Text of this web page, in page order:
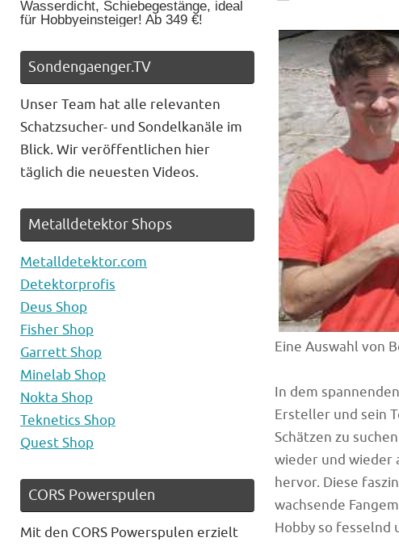
Eine Auswahl von
In dem
Ersteller und sein
Schätzen zu
wieder und wieder
hervor. Diese
wachsende
Hobby so fesselnd
Wasserdicht, Schiebegestänge, ideal
für Hobbyeinsteiger! Ab 349 €!
Sondengaenger.TV
Unser Team hat alle relevanten
Schatzsucher- und Sondelkanäle im
Blick. Wir veröffentlichen hier
täglich die neuesten Videos.
Metalldetektor Shops
Metalldetektor.com
Detektorprofis
Deus Shop
Fisher Shop
Garrett Shop
Minelab Shop
Nokta Shop
Teknetics Shop
Quest Shop
CORS Powerspulen
Mit den CORS Powerspulen erzielt